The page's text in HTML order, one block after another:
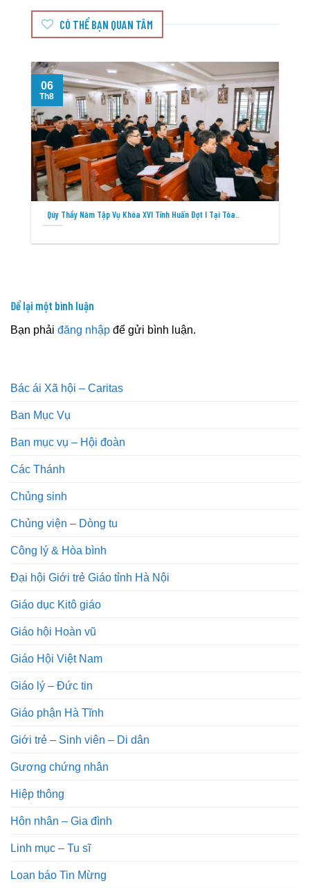
CÓ THỂ BẠN QUAN TÂM
Qúy Thầy Năm Tập Vụ Khóa XVI Tĩnh Huấn Đợt I Tại Tòa..
06
Th8
Để lại một bình luận
Bạn phải đăng nhập để gửi bình luận.
Bác ái Xã hội – Caritas
Ban Mục Vụ
Ban mục vụ – Hội đoàn
Các Thánh
Chủng sinh
Chủng viện – Dòng tu
Công lý & Hòa bình
Đại hội Giới trẻ Giáo tỉnh Hà Nội
Giáo dục Kitô giáo
Giáo hội Hoàn vũ
Giáo Hội Việt Nam
Giáo lý – Đức tin
Giáo phận Hà Tĩnh
Giới trẻ – Sinh viên – Di dân
Gương chứng nhân
Hiệp thông
Hôn nhân – Gia đình
Linh mục – Tu sĩ
Loan báo Tin Mừng